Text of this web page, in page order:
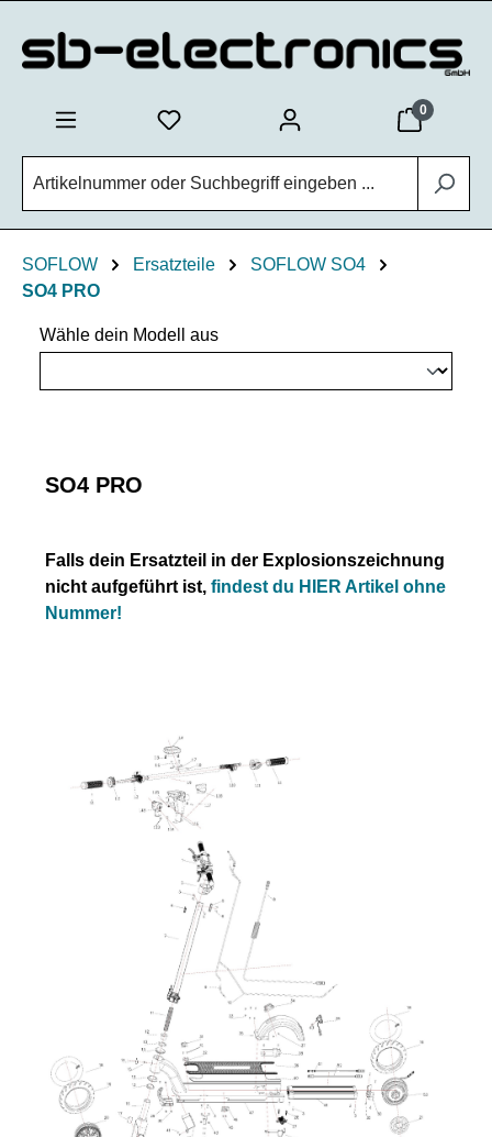
0
SOFLOW Ersatzteile
SOFLOW SO4
SO4 PRO
Wähle dein Modell aus
SO4 PRO
Falls dein Ersatzteil in der Explosionszeichnung
nicht aufgeführt ist, findest du HIER Artikel ohne
Nummer!